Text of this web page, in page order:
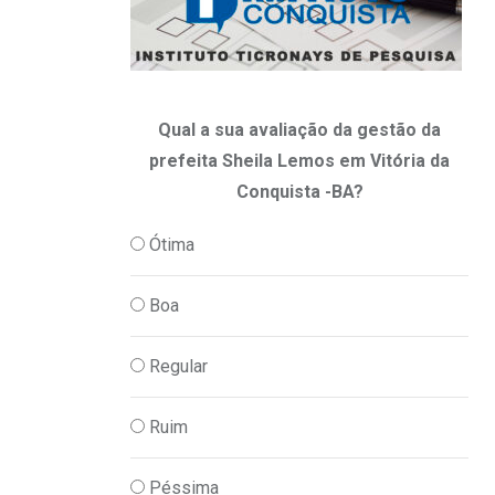
Qual a sua avaliação da gestão da
prefeita Sheila Lemos em Vitória da
Conquista -BA?
Ótima
Boa
Regular
Ruim
Péssima